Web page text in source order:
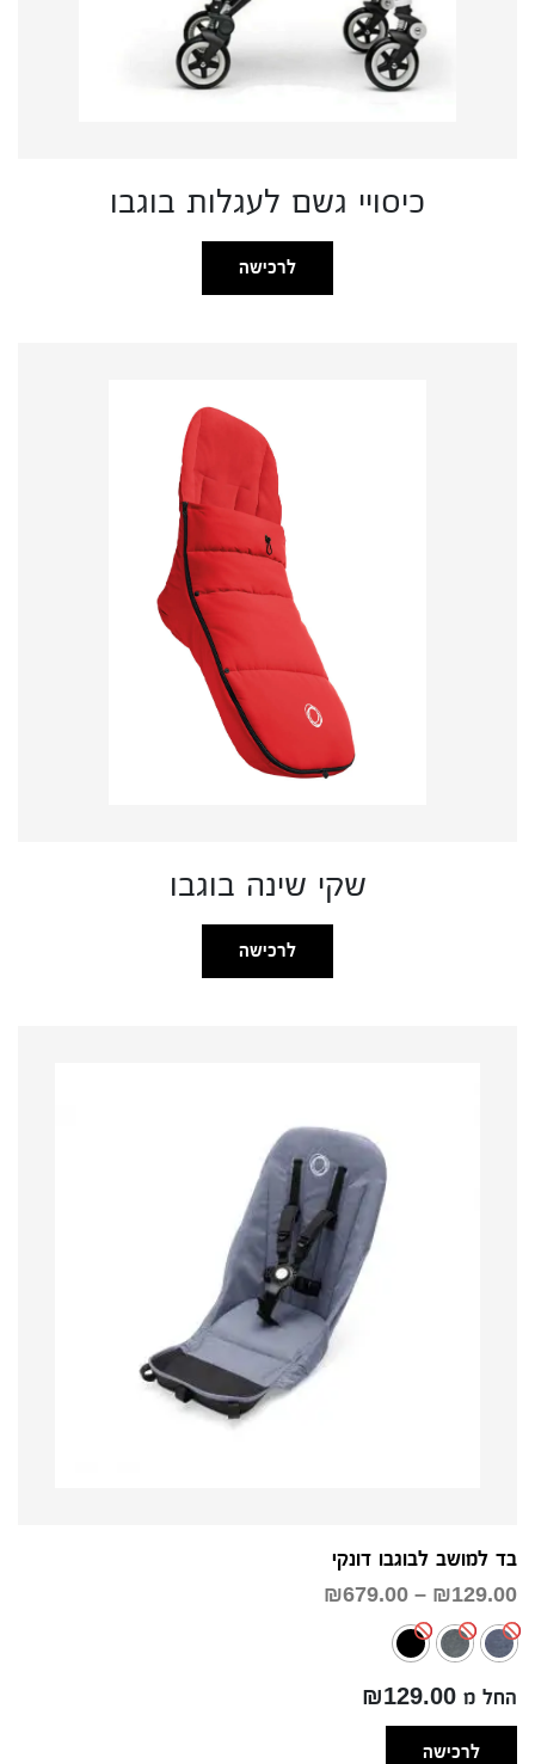
כיסויי גשם לעגלות בוגבו
לרכישה
שקי שינה בוגבו
לרכישה
בד למושב לבוגבו דונקי
₪129.00
–
₪679.00
החל מ ₪129.00
לרכישה